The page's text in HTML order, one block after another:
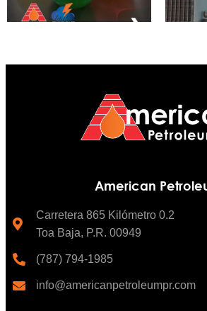
American
Carretera 865 Kilómetro 0.2
Toa Baja, P.R. 00949
(787) 794-1985
info@americanpetroleumpr.com